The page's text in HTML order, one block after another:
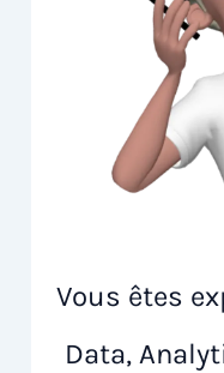
Vous êtes
Data,